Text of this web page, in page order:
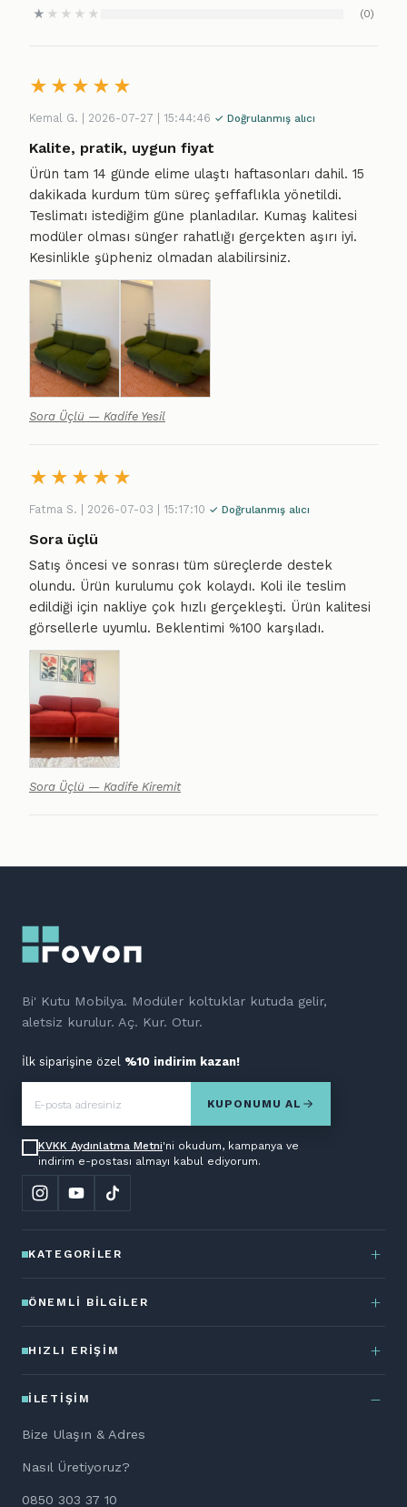
★ ★ ★ ★ ★ (0)
★ ★ ★ ★ ★
Kemal G. | 2026-07-27 | 15:44:46 ✓ Doğrulanmış alıcı
Kalite, pratik, uygun fiyat
Ürün tam 14 günde elime ulaştı haftasonları dahil. 15
dakikada kurdum tüm süreç şeffaflıkla yönetildi.
Teslimatı istediğim güne planladılar. Kumaş kalitesi
modüler olması sünger rahatlığı gerçekten aşırı iyi.
Kesinlikle şüpheniz olmadan alabilirsiniz.
Sora Üçlü — Kadife Yesil
★ ★ ★ ★ ★
Fatma S. | 2026-07-03 | 15:17:10 ✓ Doğrulanmış alıcı
Sora üçlü
Satış öncesi ve sonrası tüm süreçlerde destek
olundu. Ürün kurulumu çok kolaydı. Koli ile teslim
edildiği için nakliye çok hızlı gerçekleşti. Ürün kalitesi
görsellerle uyumlu. Beklentimi %100 karşıladı.
Sora Üçlü — Kadife Kiremit
Bi' Kutu Mobilya. Modüler koltuklar kutuda gelir,
aletsiz kurulur. Aç. Kur. Otur.
İlk siparişine özel %10 indirim kazan!
KUPONUMU AL
KVKK Aydınlatma Metni'ni okudum, kampanya ve
indirim e-postası almayı kabul ediyorum.
KATEGORILER
ÖNEMLI BILGILER
HIZLI ERIŞIM
İLETIŞIM
Bize Ulaşın & Adres
Nasıl Üretiyoruz?
0850 303 37 10